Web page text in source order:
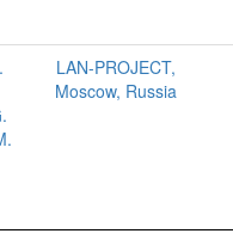
LAN-PROJECT,
Moscow, Russia